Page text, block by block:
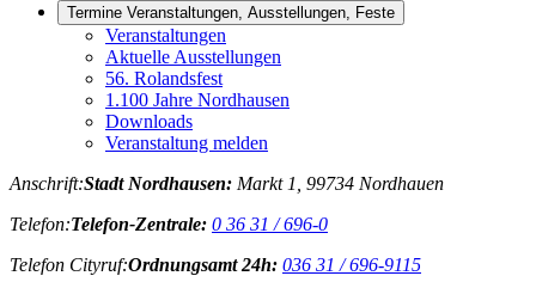
Termine Veranstaltungen, Ausstellungen, Feste
Veranstaltungen
Aktuelle Ausstellungen
56. Rolandsfest
1.100 Jahre Nordhausen
Downloads
Veranstaltung melden
Anschrift:Stadt Nordhausen: Markt 1, 99734 Nordhauen
Telefon:Telefon-Zentrale: 0 36 31 / 696-0
Telefon Cityruf:Ordnungsamt 24h: 036 31 / 696-9115